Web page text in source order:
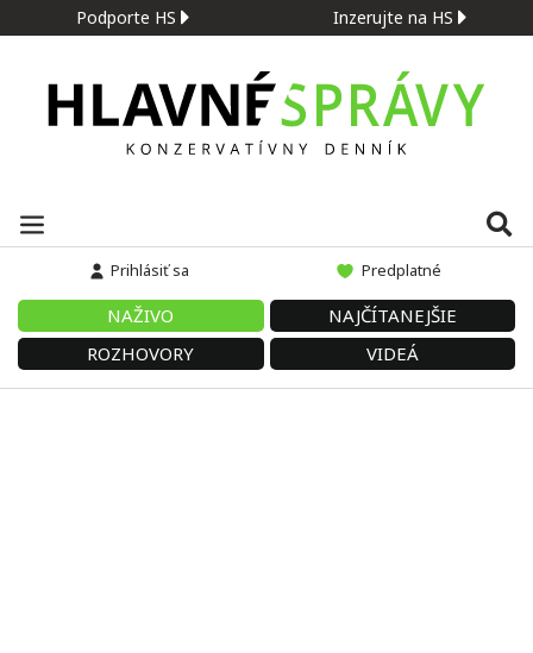
Podporte HS Inzerujte na HS
Prihlásiť sa Predplatné
NAŽIVO
NAJČÍTANEJŠIE
ROZHOVORY
VIDEÁ